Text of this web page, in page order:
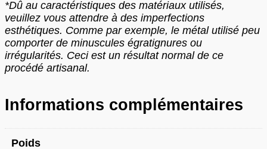
*Dû au caractéristiques des matériaux utilisés,
veuillez vous attendre à des imperfections
esthétiques. Comme par exemple, le métal utilisé peu
comporter de minuscules égratignures ou
irrégularités. Ceci est un résultat normal de ce
procédé artisanal.
Informations complémentaires
Poids